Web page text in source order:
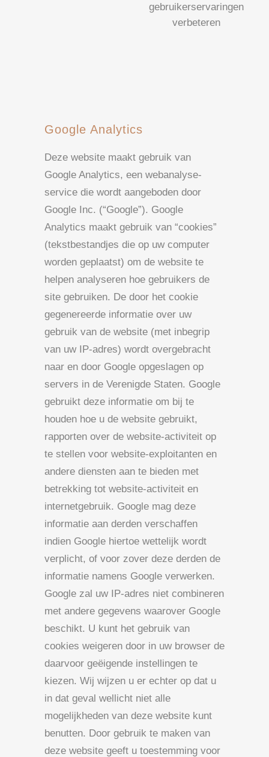
gebruikerservaringen
verbeteren
Google Analytics
Deze website maakt gebruik van
Google Analytics, een webanalyse-
service die wordt aangeboden door
Google Inc. (“Google”). Google
Analytics maakt gebruik van “cookies”
(tekstbestandjes die op uw computer
worden geplaatst) om de website te
helpen analyseren hoe gebruikers de
site gebruiken. De door het cookie
gegenereerde informatie over uw
gebruik van de website (met inbegrip
van uw IP-adres) wordt overgebracht
naar en door Google opgeslagen op
servers in de Verenigde Staten. Google
gebruikt deze informatie om bij te
houden hoe u de website gebruikt,
rapporten over de website-activiteit op
te stellen voor website-exploitanten en
andere diensten aan te bieden met
betrekking tot website-activiteit en
internetgebruik. Google mag deze
informatie aan derden verschaffen
indien Google hiertoe wettelijk wordt
verplicht, of voor zover deze derden de
informatie namens Google verwerken.
Google zal uw IP-adres niet combineren
met andere gegevens waarover Google
beschikt. U kunt het gebruik van
cookies weigeren door in uw browser de
daarvoor geëigende instellingen te
kiezen. Wij wijzen u er echter op dat u
in dat geval wellicht niet alle
mogelijkheden van deze website kunt
benutten. Door gebruik te maken van
deze website geeft u toestemming voor